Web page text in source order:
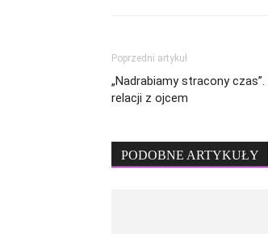
Poprzedni artykuł
„Nadrabiamy stracony
relacji z ojcem
PODOBNE ARTYKUŁY